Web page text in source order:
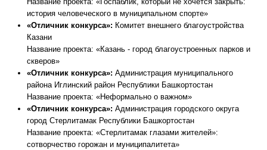
история человеческого в муниципальном спорте»
«Отличник конкурса»: Комитет внешнего благоустройства
Казани
Название проекта: «Казань - город благоустроенных парков и
скверов»
«Отличник конкурса»: Администрация муниципального
района Иглинский район Республики Башкортостан
Название проекта: «Неформально о важном»
«Отличник конкурса»: Администрация городского округа
город Стерлитамак Республики Башкортостан
Название проекта: «Стерлитамак глазами жителей»:
сотворчество горожан и муниципалитета»